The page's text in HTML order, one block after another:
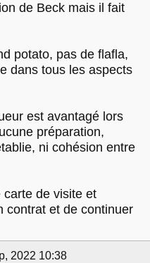
de Beck mais il fait
potato, pas de flafla,
dans tous les aspects
est avantagé lors
préparation,
ni cohésion entre
carte de visite et
contrat et de continuer
2022 10:38